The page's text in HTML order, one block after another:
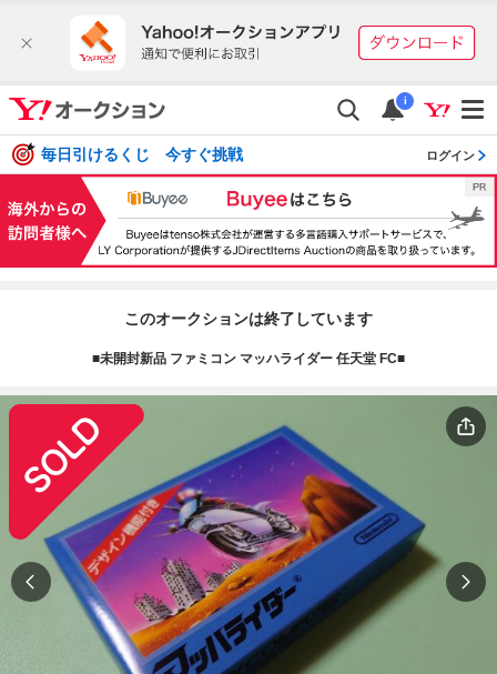
i
毎日引けるくじ 今すぐ挑戦 ログイン
このオークションは終了しています
■未開封新品 ファミコン マッハライダー 任天堂 FC■